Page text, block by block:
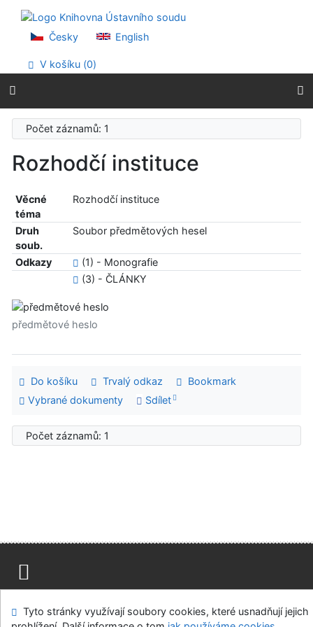
Přejít na menu
Prohlášení o webové přístupnosti
Česky English
V košíku (0)
Počet záznamů: 1
Rozhodčí instituce
Věcné
téma
Rozhodčí instituce
Druh
soub.
Soubor předmětových hesel
Odkazy
(1) - Monografie
(3) - ČLÁNKY
předmětové heslo
Do košíku Trvalý odkaz
Bookmark
Vybrané dokumenty
Sdílet
Počet záznamů: 1
Modul OpenSearch
Napište nám Nastavení cookies
Tyto stránky využívají soubory cookies, které usnadňují jejich